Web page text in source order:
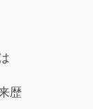
歴